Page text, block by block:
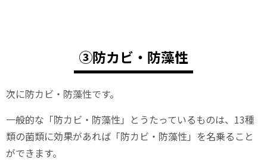
③防カビ・防藻性
次に防カビ・防藻性です。
一般的な「防カビ・防藻性」とうたっているものは、13種
類の菌類に効果があれば「防カビ・防藻性」を名乗ること
ができます。